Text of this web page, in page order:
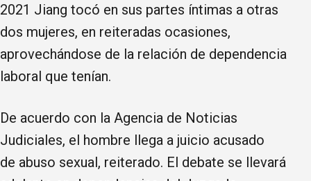
2021 Jiang tocó en sus partes íntimas a otras
dos mujeres, en reiteradas ocasiones,
aprovechándose de la relación de dependencia
laboral que tenían.
De acuerdo con la Agencia de Noticias
Judiciales, el hombre llega a juicio acusado
de abuso sexual, reiterado. El debate se llevará